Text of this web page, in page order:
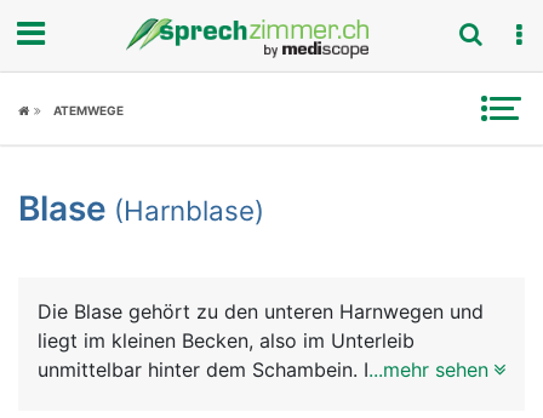
Fokus
Symptome
News
ATEMWEGE
Blase (Harnblase)
Die Blase gehört zu den unteren Harnwegen und
liegt im kleinen Becken, also im Unterleib
unmittelbar hinter dem Schambein. Ihre Funktion
...mehr sehen